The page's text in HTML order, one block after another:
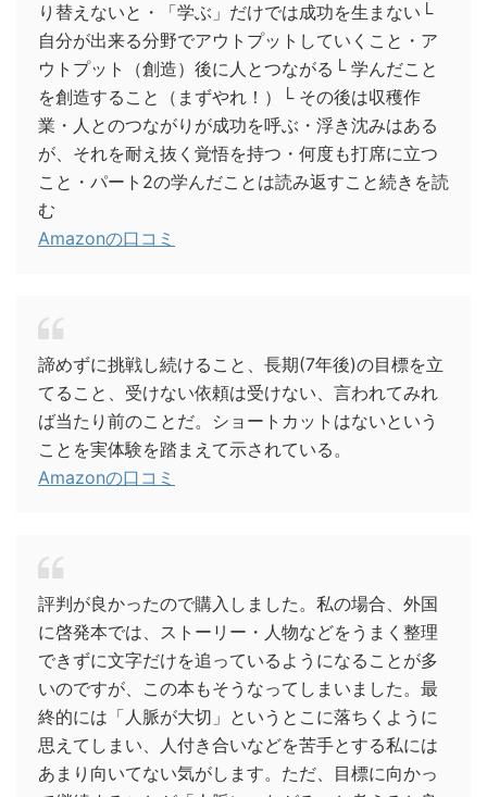
り替えないと・「学ぶ」だけでは成功を生まない└
自分が出来る分野でアウトプットしていくこと・ア
ウトプット（創造）後に人とつながる└ 学んだこと
を創造すること（まずやれ！）└ その後は収穫作
業・人とのつながりが成功を呼ぶ・浮き沈みはある
が、それを耐え抜く覚悟を持つ・何度も打席に立つ
こと・パート2の学んだことは読み返すこと続きを読
む
Amazonの口コミ
諦めずに挑戦し続けること、長期(7年後)の目標を立
てること、受けない依頼は受けない、言われてみれ
ば当たり前のことだ。ショートカットはないという
ことを実体験を踏まえて示されている。
Amazonの口コミ
評判が良かったので購入しました。私の場合、外国
に啓発本では、ストーリー・人物などをうまく整理
できずに文字だけを追っているようになることが多
いのですが、この本もそうなってしまいました。最
終的には「人脈が大切」というとこに落ちくように
思えてしまい、人付き合いなどを苦手とする私には
あまり向いてない気がします。ただ、目標に向かっ